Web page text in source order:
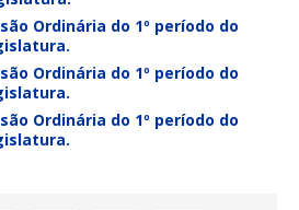
Ordinária do 1º período do
Ordinária do 1º período do
Ordinária do 1º período do